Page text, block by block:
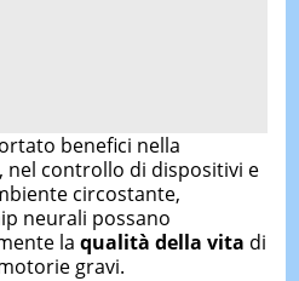
benefici nella
nel controllo di dispositivi e
circostante,
neurali possano
la qualità della vita di
gravi.